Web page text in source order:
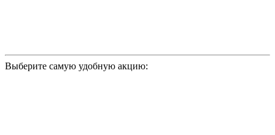
Выберите самую удобную акцию: